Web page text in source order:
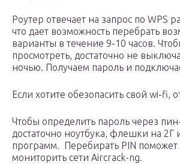
Роутер отвечает на запрос по WPS
что дает возможность перебрать
варианты в течение 9-10 часов.
просмотреть, достаточно не
ночью. Получаем пароль и
Если хотите обезопасить свой wi-fi,
Чтобы определить пароль через
достаточно ноутбука, флешки на 2Г
программ. Перебирать PIN поможет
мониторить сети Aircrack-ng.